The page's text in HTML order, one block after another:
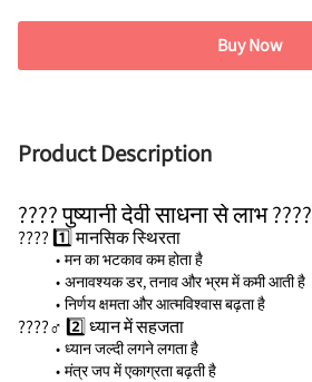
Buy Now
Product Description
???? पुष्यानी देवी साधना से लाभ ????
???? 1️⃣ मानसिक स्थिरता
मन का भटकाव कम होता है
अनावश्यक डर, तनाव और भ्रम में कमी आती है
निर्णय क्षमता और आत्मविश्वास बढ़ता है
????‍♂️ 2️⃣ ध्यान में सहजता
ध्यान जल्दी लगने लगता है
मंत्र जप में एकाग्रता बढ़ती है